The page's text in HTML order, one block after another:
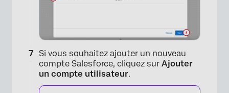
×
Si vous souhaitez ajouter un nouveau
compte Salesforce, cliquez sur Ajouter
un compte utilisateur.